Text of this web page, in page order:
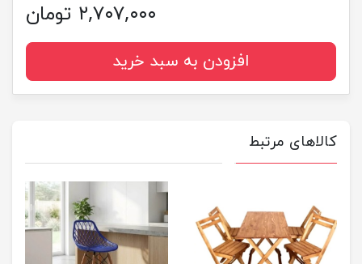
۲,۷۰۷,۰۰۰ تومان
افزودن به سبد خرید
کالاهای مرتبط